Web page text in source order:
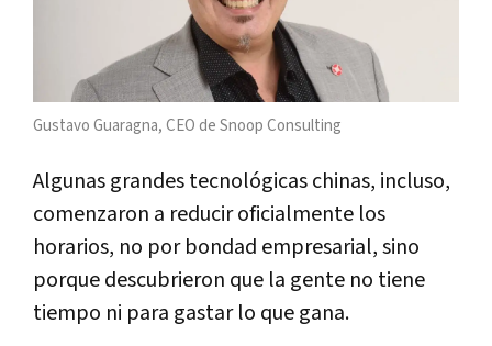
Gustavo Guaragna, CEO de Snoop Consulting
Algunas grandes tecnológicas chinas, incluso,
comenzaron a reducir oficialmente los
horarios, no por bondad empresarial, sino
porque descubrieron que la gente no tiene
tiempo ni para gastar lo que gana.